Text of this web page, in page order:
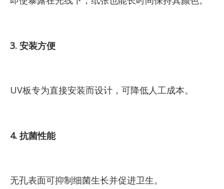
3. 安装方便
UV板专为直接安装而设计，可降低人工成本。
4. 抗菌性能
无孔表面可抑制细菌生长并促进卫生。